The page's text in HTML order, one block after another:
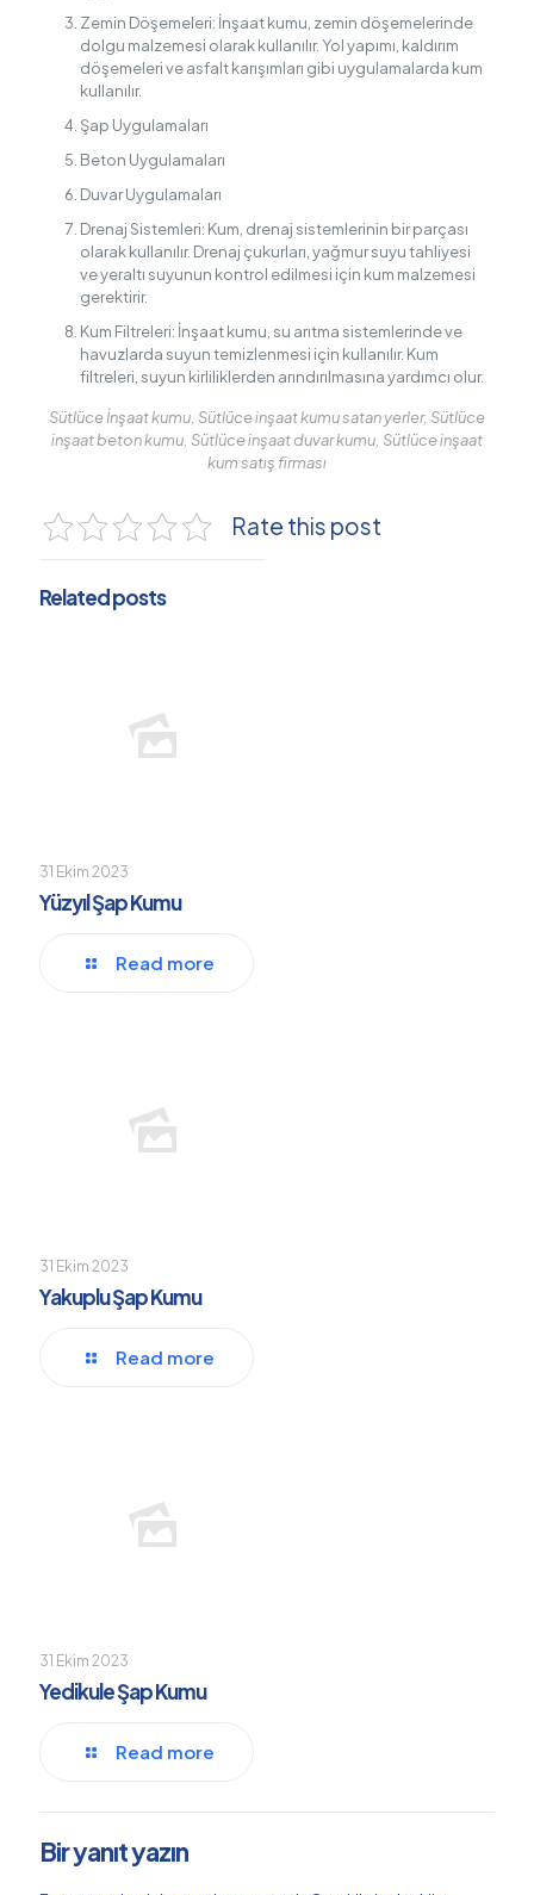
Zemin Döşemeleri: İnşaat kumu, zemin döşemelerinde
dolgu malzemesi olarak kullanılır. Yol yapımı, kaldırım
döşemeleri ve asfalt karışımları gibi uygulamalarda kum
kullanılır.
Şap Uygulamaları
Beton Uygulamaları
Duvar Uygulamaları
Drenaj Sistemleri: Kum, drenaj sistemlerinin bir parçası
olarak kullanılır. Drenaj çukurları, yağmur suyu tahliyesi
ve yeraltı suyunun kontrol edilmesi için kum malzemesi
gerektirir.
Kum Filtreleri: İnşaat kumu, su arıtma sistemlerinde ve
havuzlarda suyun temizlenmesi için kullanılır. Kum
filtreleri, suyun kirliliklerden arındırılmasına yardımcı olur.
Sütlüce İnşaat kumu, Sütlüce inşaat kumu satan yerler, Sütlüce
inşaat beton kumu, Sütlüce inşaat duvar kumu, Sütlüce inşaat
kum satış firması
Rate this post
Related posts
31 Ekim 2023
Yüzyıl Şap Kumu
Read more
31 Ekim 2023
Yakuplu Şap Kumu
Read more
31 Ekim 2023
Yedikule Şap Kumu
Read more
Bir yanıt yazın